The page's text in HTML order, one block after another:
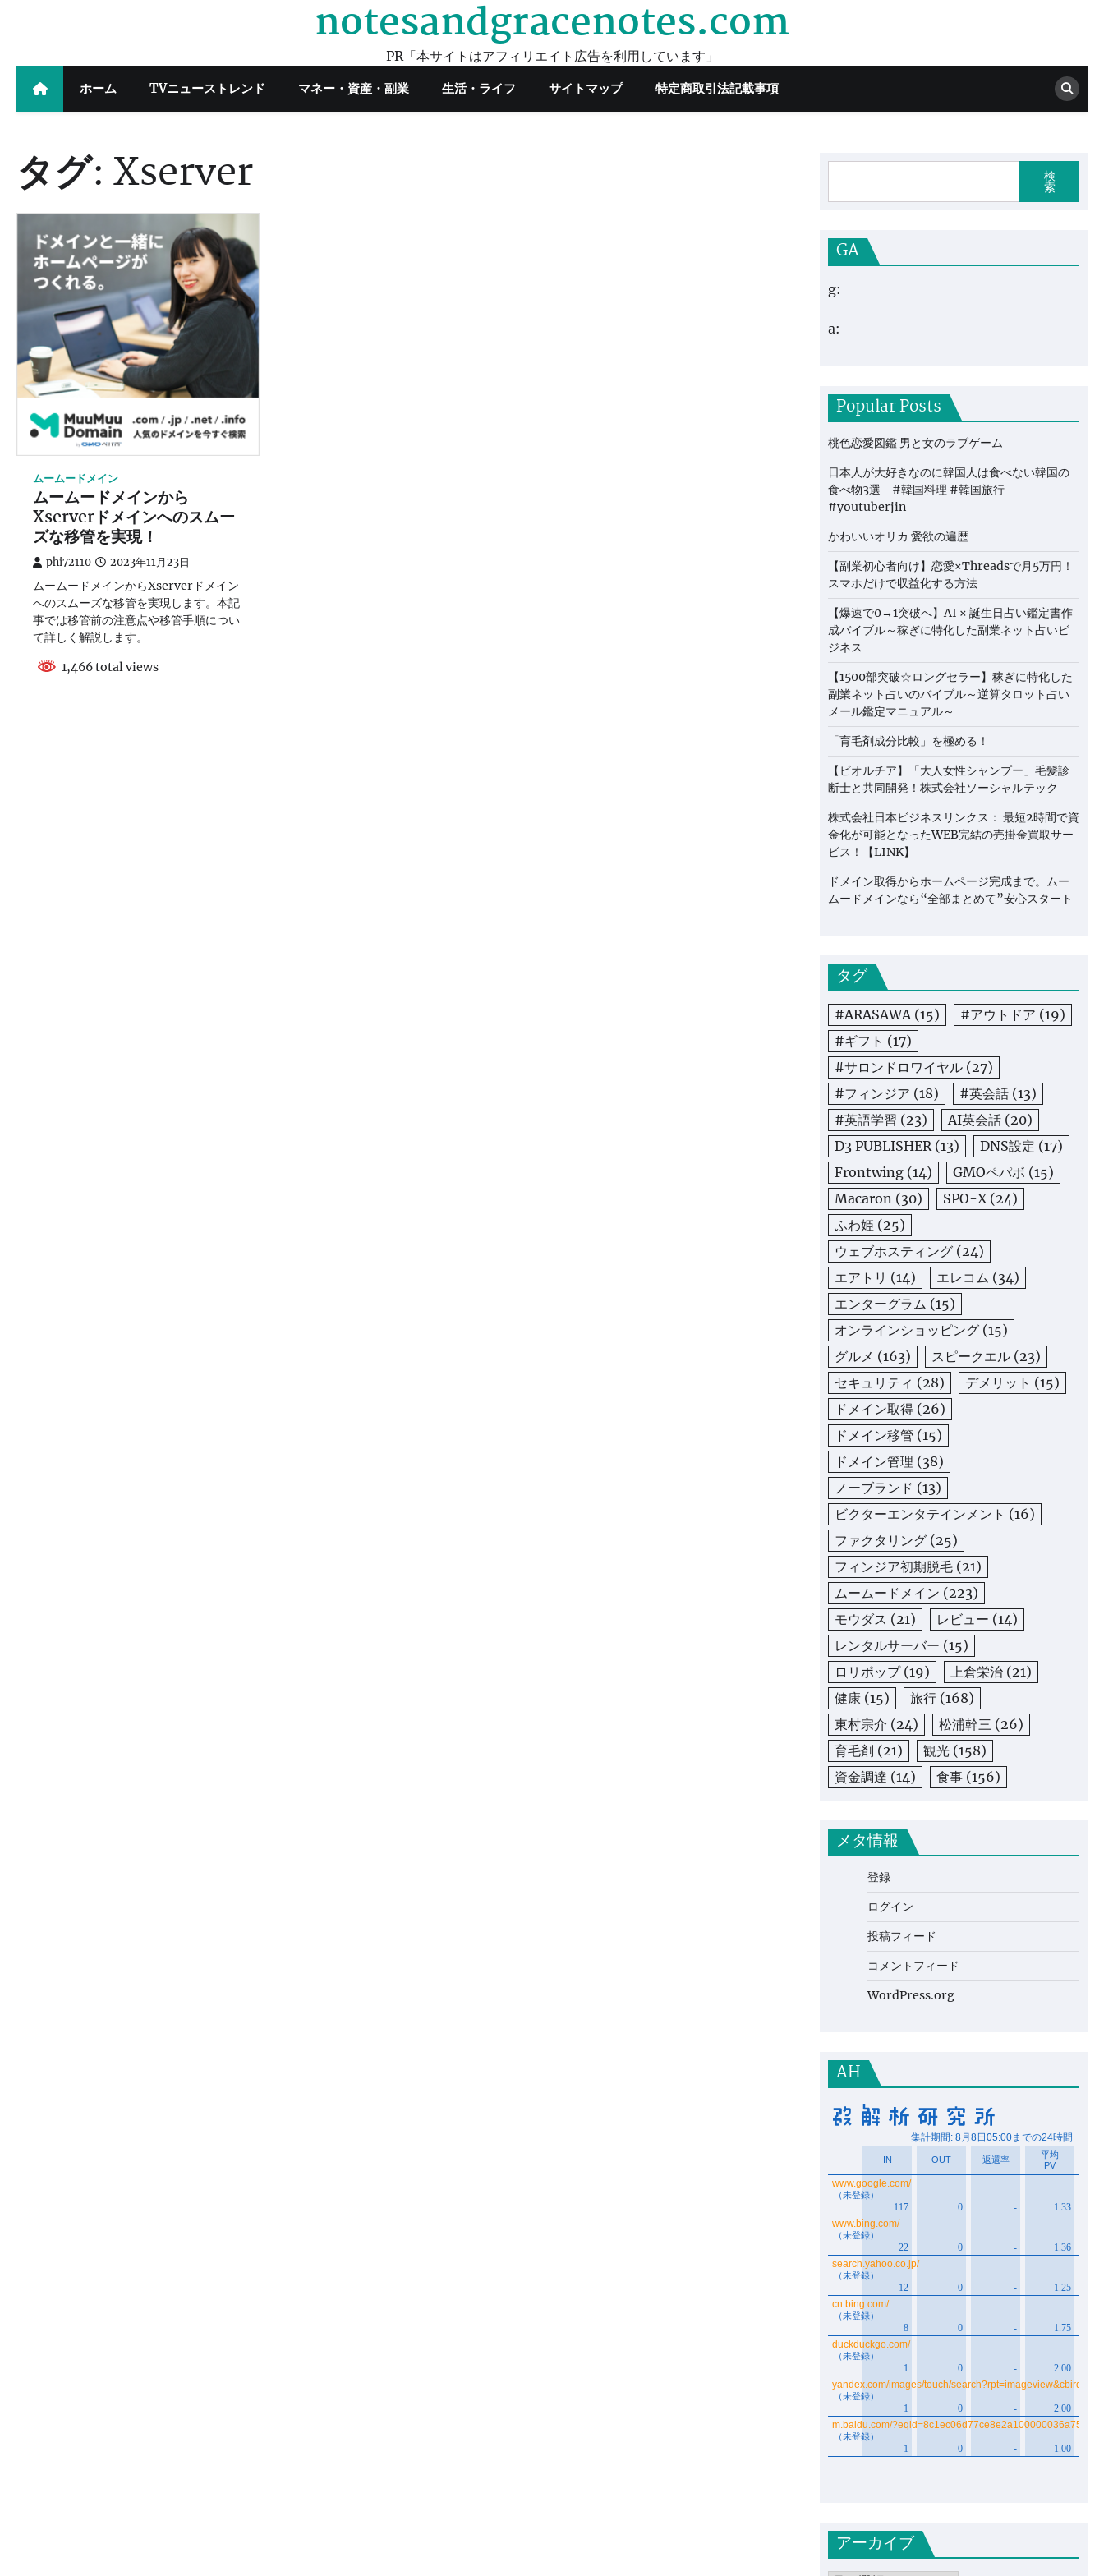
notesandgracenotes.com
PR「本サイトはアフィリエイト広告を利用しています」
ホーム TVニューストレンド マネー・資産・副業 生活・ライフ サイトマップ 特定商取引法記載事項
タグ:Xserver
ムームードメイン
ムームードメインから
Xserverドメインへのスムー
ズな移管を実現！
phi72110 2023年11月23日
ムームードメインからXserverドメイン
へのスムーズな移管を実現します。本記
事では移管前の注意点や移管手順につい
て詳しく解説します。
1,466 total views
検
索
GA
g:
a:
Popular Posts
桃色恋愛図鑑 男と女のラブゲーム
日本人が大好きなのに韓国人は食べない韓国の
食べ物3選 #韓国料理 #韓国旅行
#youtuberjin
かわいいオリカ 愛欲の遍歴
【副業初心者向け】恋愛×Threadsで月5万円！
スマホだけで収益化する方法
【爆速で0→1突破へ】AI × 誕生日占い鑑定書作
成バイブル～稼ぎに特化した副業ネット占いビ
ジネス
【1500部突破☆ロングセラー】稼ぎに特化した
副業ネット占いのバイブル～逆算タロット占い
メール鑑定マニュアル～
「育毛剤成分比較」を極める！
【ビオルチア】「大人女性シャンプー」毛髪診
断士と共同開発！株式会社ソーシャルテック
株式会社日本ビジネスリンクス： 最短2時間で資
金化が可能となったWEB完結の売掛金買取サー
ビス！【LINK】
ドメイン取得からホームページ完成まで。ムー
ムードメインなら“全部まとめて”安心スタート
タグ
#ARASAWA(15) #アウトドア (19)
#ギフト (17)
#サロンドロワイヤル (27)
#フィンジア (18) #英会話 (13)
#英語学習 (23) AI英会話 (20)
D3 PUBLISHER(13) DNS設定 (17)
Frontwing (14) GMOペパボ (15)
Macaron (30) SPO-X(24)
ふわ姫 (25)
ウェブホスティング (24)
エアトリ (14) エレコム (34)
エンターグラム (15)
オンラインショッピング (15)
グルメ (163) スピークエル (23)
セキュリティ (28) デメリット (15)
ドメイン取得 (26)
ドメイン移管 (15)
ドメイン管理 (38)
ノーブランド (13)
ビクターエンタテインメント (16)
ファクタリング (25)
フィンジア初期脱毛 (21)
ムームードメイン (223)
モウダス (21) レビュー (14)
レンタルサーバー (15)
ロリポップ(19) 上倉栄治 (21)
健康 (15) 旅行 (168)
東村宗介 (24) 松浦幹三 (26)
育毛剤 (21) 観光 (158)
資金調達 (14) 食事 (156)
メタ情報
登録
ログイン
投稿フィード
コメントフィード
WordPress.org
AH
アーカイブ